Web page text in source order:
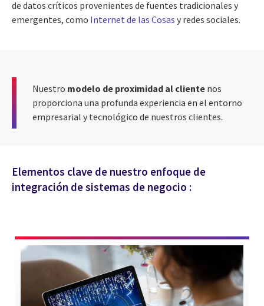
de datos críticos provenientes de fuentes tradicionales y
emergentes, como Internet de las Cosas y redes sociales.
Nuestro modelo de proximidad al cliente nos
proporciona una profunda experiencia en el entorno
empresarial y tecnológico de nuestros clientes.
Elementos clave de nuestro enfoque de
integración de sistemas de negocio :